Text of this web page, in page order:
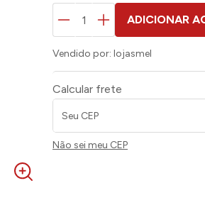
ADICIONAR
Vendido por: lojasmel
Calcular frete
Não sei meu CEP